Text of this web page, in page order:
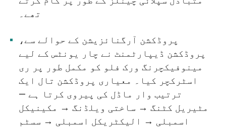
تھے۔
پروڈکشن آرگنائزیشن کے حوالے سے،
پروڈکشن ڈیپارٹمنٹ نے چار یونٹس کے لیے
مینوفیکچرنگ ورک فلو کو مکمل طور پر ری
اسٹرکچر کیا۔ معیاری پروڈکشن تال ایک
ترتیب وار ماڈل کی پیروی کرتا ہے —
مٹیریل کٹنگ → ساختی ویلڈنگ → مکینیکل
اسمبلی → الیکٹریکل اسمبلی → سسٹم